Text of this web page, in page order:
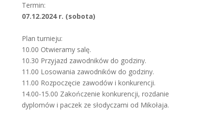
Termin:
07.12.2024 r. (sobota)
Plan turnieju:
10.00 Otwieramy salę.
10.30 Przyjazd zawodników do godziny.
11.00 Losowania zawodników do godziny.
11.00 Rozpoczęcie zawodów i konkurencji.
14.00-15.00 Zakończenie konkurencji, rozdanie
dyplomów i paczek ze słodyczami od Mikołaja.